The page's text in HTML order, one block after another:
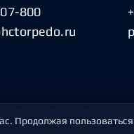
800
Продолжая